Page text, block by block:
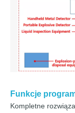
Funkcje
Kompletne